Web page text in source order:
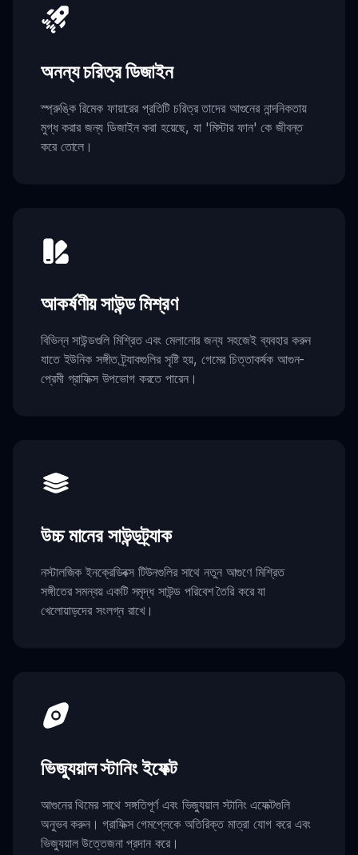
অনন্য চরিত্র ডিজাইন
স্প্রুঙ্কি রিমেক ফায়ারের প্রতিটি চরিত্র তাদের আগুনের নান্দনিকতায়
মুগ্ধ করার জন্য ডিজাইন করা হয়েছে, যা 'মিস্টার ফান' কে জীবন্ত
করে তোলে।
আকর্ষণীয় সাউন্ড মিশ্রণ
বিভিন্ন সাউন্ডগুলি মিশ্রিত এবং মেলানোর জন্য সহজেই ব্যবহার করুন
যাতে ইউনিক সঙ্গীত ট্র্যাকগুলির সৃষ্টি হয়, গেমের চিত্তাকর্ষক আগুন-
প্রেমী গ্রাফিক্স উপভোগ করতে পারেন।
উচ্চ মানের সাউন্ডট্র্যাক
নস্টালজিক ইনক্রেডিবক্স টিউনগুলির সাথে নতুন আগুণে মিশ্রিত
সঙ্গীতের সমন্বয় একটি সমৃদ্ধ সাউন্ড পরিবেশ তৈরি করে যা
খেলোয়াড়দের সংলগ্ন রাখে।
ভিজ্যুয়াল স্টানিং ইফেক্ট
আগুনের থিমের সাথে সঙ্গতিপূর্ণ এবং ভিজ্যুয়াল স্টানিং এফেক্টগুলি
অনুভব করুন। গ্রাফিক্স গেমপ্লেকে অতিরিক্ত মাত্রা যোগ করে এবং
ভিজ্যুয়াল উত্তেজনা প্রদান করে।